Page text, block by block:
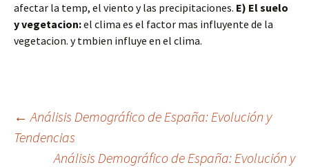
afectar la temp, el viento y las precipitaciones. E) El suelo
y vegetacion:el clima es el factor mas influyente de la
vegetacion. y tmbien influye en el clima.
Navegación
← Análisis Demográfico de España: Evolución y
Tendencias
Análisis Demográfico de España: Evolución y